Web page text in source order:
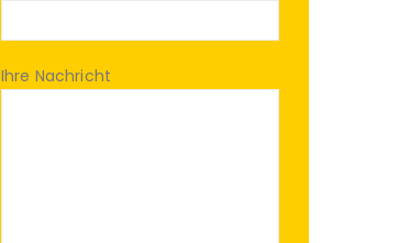
Ihre Nachricht